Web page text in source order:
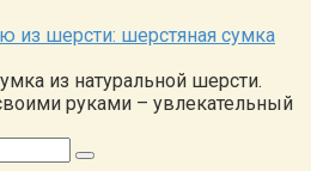
из шерсти: шерстяная сумка
из натуральной шерсти.
руками – увлекательный